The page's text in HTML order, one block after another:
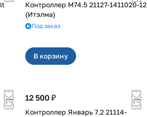
Контроллер М74.5 21127-1411020-12
(Итэлма)
Под заказ
В корзину
12 500 ₽
Контроллер Январь 7.2 21114-